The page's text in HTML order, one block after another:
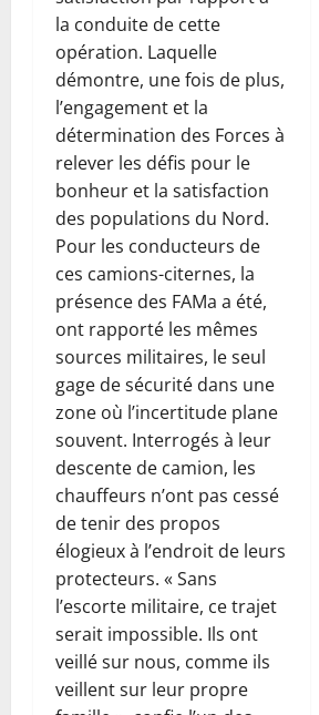
la conduite de cette
opération. Laquelle
démontre, une fois de plus,
l’engagement et la
détermination des Forces à
relever les défis pour le
bonheur et la satisfaction
des populations du Nord.
Pour les conducteurs de
ces camions-citernes, la
présence des FAMa a été,
ont rapporté les mêmes
sources militaires, le seul
gage de sécurité dans une
zone où l’incertitude plane
souvent. Interrogés à leur
descente de camion, les
chauffeurs n’ont pas cessé
de tenir des propos
élogieux à l’endroit de leurs
protecteurs. « Sans
l’escorte militaire, ce trajet
serait impossible. Ils ont
veillé sur nous, comme ils
veillent sur leur propre